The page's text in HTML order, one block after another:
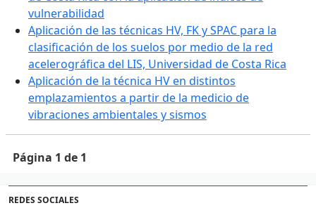
vulnerabilidad
Aplicación de las técnicas HV, FK y SPAC para la
clasificación de los suelos por medio de la red
acelerográfica del LIS, Universidad de Costa Rica
Aplicación de la técnica HV en distintos
emplazamientos a partir de la medicio de
vibraciones ambientales y sismos
Página 1 de 1
REDES SOCIALES